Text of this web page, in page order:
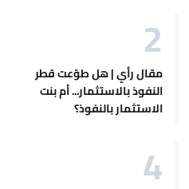
مقال رأي | هل طوّعت قطر
النفوذ بالاستثمار... أم بنت
الاستثمار بالنفوذ؟